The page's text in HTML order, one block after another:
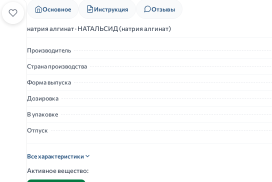
Основное Инструкция Отзывы
натрия алгинат · НАТАЛЬСИД (натрия алгинат)
Производитель
Страна производства
Форма выпуска
Дозировка
В упаковке
Отпуск
Все характеристики
Активное вещество: